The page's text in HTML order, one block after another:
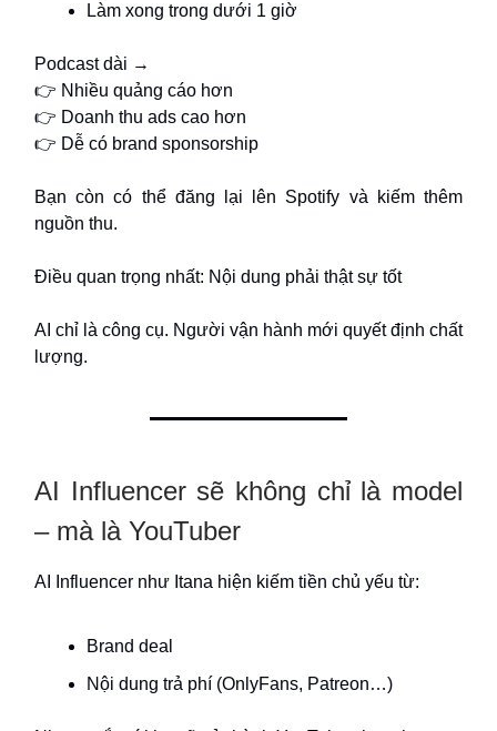
Làm xong trong dưới 1 giờ
Podcast dài →
👉 Nhiều quảng cáo hơn
👉 Doanh thu ads cao hơn
👉 Dễ có brand sponsorship
Bạn còn có thể đăng lại lên Spotify và kiếm thêm
nguồn thu.
Điều quan trọng nhất: Nội dung phải thật sự tốt
AI chỉ là công cụ. Người vận hành mới quyết định chất
lượng.
AI Influencer sẽ không chỉ là model
– mà là YouTuber
AI Influencer như Itana hiện kiếm tiền chủ yếu từ:
Brand deal
Nội dung trả phí (OnlyFans, Patreon…)